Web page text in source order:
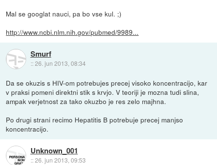
Mal se googlat nauci, pa bo vse kul. ;)
http://www.ncbi.nlm.nih.gov/pubmed/9989...
Smurf
::26. jun 2013, 08:34
Da se okuzis s HIV-om potrebujes precej visoko koncentracijo, kar
v praksi pomeni direktni stik s krvjo. V teoriji je mozna tudi slina,
ampak verjetnost za tako okuzbo je res zelo majhna.
Po drugi strani recimo Hepatitis B potrebuje precej manjso
koncentracijo.
Unknown_001
::26. jun 2013, 09:53